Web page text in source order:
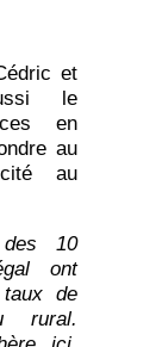
et
le
en
au
au
10
ont
de
rural.